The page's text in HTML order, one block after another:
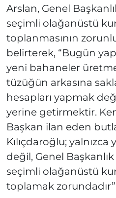
Arslan, Genel
seçimli olağanüstü
toplanmasının
belirterek, “Bugün
yeni bahaneler
tüzüğün arkasına
hesapları yapmak
yerine getirmektir.
Başkan ilan eden
Kılıçdaroğlu; yalnızca
değil, Genel
seçimli olağanüstü
toplamak